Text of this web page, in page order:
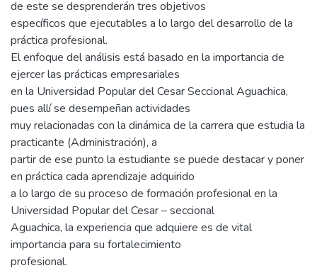
de este se desprenderán tres objetivos
específicos que ejecutables a lo largo del desarrollo de la
práctica profesional.
El enfoque del análisis está basado en la importancia de
ejercer las prácticas empresariales
en la Universidad Popular del Cesar Seccional Aguachica,
pues allí se desempeñan actividades
muy relacionadas con la dinámica de la carrera que estudia la
practicante (Administración), a
partir de ese punto la estudiante se puede destacar y poner
en práctica cada aprendizaje adquirido
a lo largo de su proceso de formación profesional en la
Universidad Popular del Cesar – seccional
Aguachica, la experiencia que adquiere es de vital
importancia para su fortalecimiento
profesional.